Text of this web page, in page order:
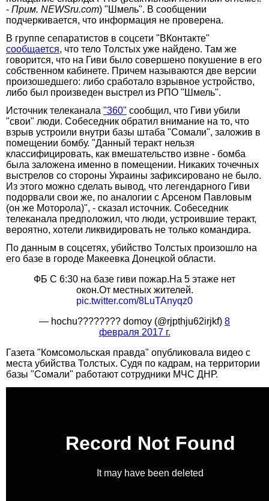
- Прим. NEWSru.com) "Шмель". В сообщении
подчеркивается, что информация не проверена.
В группе сепаратистов в соцсети "ВКонтакте"
сообщается, что тело Толстых уже найдено. Там же
говорится, что на Гиви было совершено покушение в его
собственном кабинете. Причем называются две версии
произошедшего: либо сработало взрывное устройство,
либо был произведен выстрел из РПО "Шмель".
Источник телеканала "360" сообщил, что Гиви убили
"свои" люди. Собеседник обратил внимание на то, что
взрыв устроили внутри базы штаба "Сомали", заложив в
помещении бомбу. "Данный теракт нельзя
классифицировать, как вмешательство извне - бомба
была заложена именно в помещении. Никаких точечных
выстрелов со стороны Украины зафиксировано не было.
Из этого можно сделать вывод, что легендарного Гиви
подорвали свои же, по аналогии с Арсеном Павловым
(он же Моторола)", - сказал источник. Собеседник
телеканала предположил, что люди, устроившие теракт,
вероятно, хотели ликвидировать не только командира.
По данным в соцсетях, убийство Толстых произошло на
его базе в городе Макеевка Донецкой области.
ФБ С 6:30 на базе гиви пожар.На 5 этаже нет
окон.От местных жителей.
pic.twitter.com/8LuTAnyqz0
— hochu???????? domoy (@rjpthju62irjkf) 8
февраля 2017 г.
Газета "Комсомольская правда" опубликовала видео с
места убийства Толстых. Судя по кадрам, на территории
базы "Сомали" работают сотрудники МЧС ДНР.